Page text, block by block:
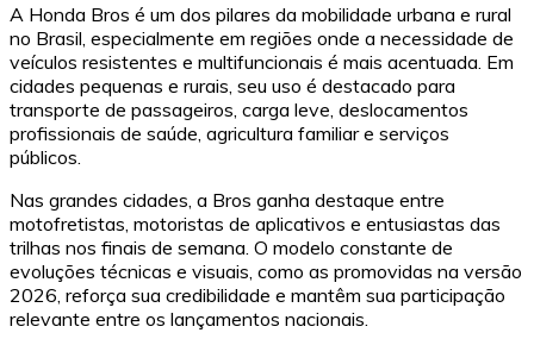
A Honda Bros é um dos pilares da mobilidade urbana e rural
no Brasil, especialmente em regiões onde a necessidade de
veículos resistentes e multifuncionais é mais acentuada. Em
cidades pequenas e rurais, seu uso é destacado para
transporte de passageiros, carga leve, deslocamentos
profissionais de saúde, agricultura familiar e serviços
públicos.
Nas grandes cidades, a Bros ganha destaque entre
motofretistas, motoristas de aplicativos e entusiastas das
trilhas nos finais de semana. O modelo constante de
evoluções técnicas e visuais, como as promovidas na versão
2026, reforça sua credibilidade e mantêm sua participação
relevante entre os lançamentos nacionais.